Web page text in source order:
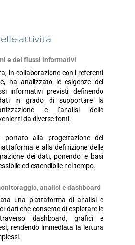
attività
e dei flussi informativi
in collaborazione con i referenti
ha analizzato le esigenze del
informativi previsti, definendo
in grado di supportare la
e l’analisi delle
da diverse fonti.
portato alla progettazione del
e alla definizione delle
dei dati, ponendo le basi
ed estendibile nel tempo.
analisi e dashboard
una piattaforma di analisi e
dati che consente di esplorare le
dashboard, grafici e
rendendo immediata la lettura